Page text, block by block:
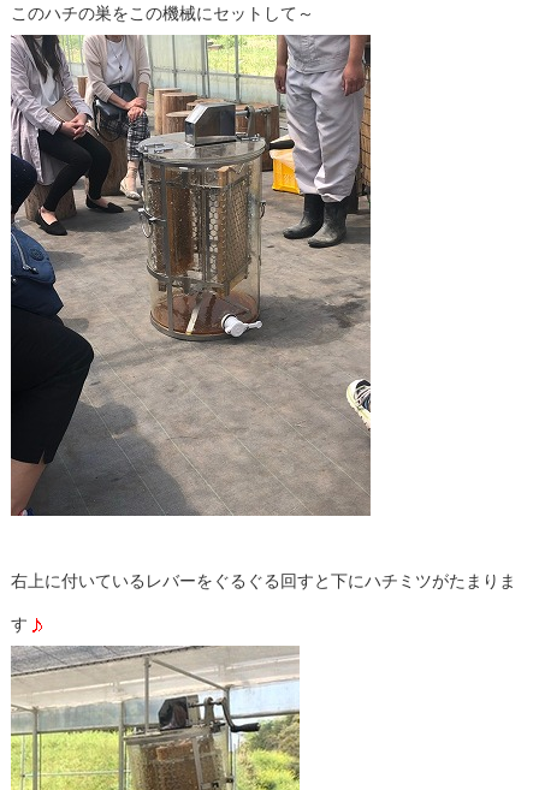
このハチの巣をこの機械にセットして～
右上に付いているレバーをぐるぐる回すと下にハチミツがたまりま
す